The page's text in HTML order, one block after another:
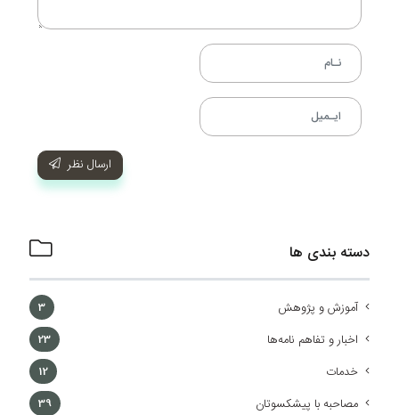
ارسال نظر
دسته بندی ها
آموزش و پژوهش 3
اخبار و تفاهم نامه‌ها 23
خدمات 12
مصاحبه با پیشکسوتان 39